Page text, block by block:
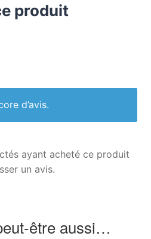
produit
d’avis.
ayant acheté ce produit
un avis.
être aussi…